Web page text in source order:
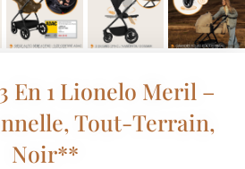
En 1 Lionelo Meril –
Tout-Terrain,
Noir**